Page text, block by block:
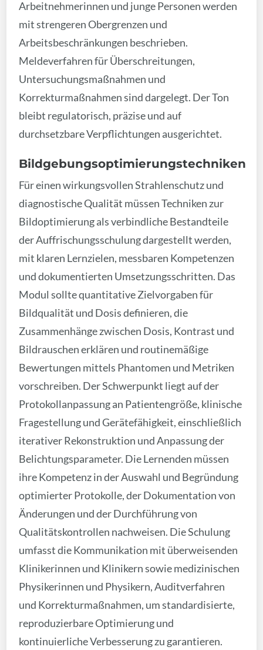
Arbeitnehmerinnen und junge Personen werden
mit strengeren Obergrenzen und
Arbeitsbeschränkungen beschrieben.
Meldeverfahren für Überschreitungen,
Untersuchungsmaßnahmen und
Korrekturmaßnahmen sind dargelegt. Der Ton
bleibt regulatorisch, präzise und auf
durchsetzbare Verpflichtungen ausgerichtet.
Bildgebungsoptimierungstechniken
Für einen wirkungsvollen Strahlenschutz und
diagnostische Qualität müssen Techniken zur
Bildoptimierung als verbindliche Bestandteile
der Auffrischungsschulung dargestellt werden,
mit klaren Lernzielen, messbaren Kompetenzen
und dokumentierten Umsetzungsschritten. Das
Modul sollte quantitative Zielvorgaben für
Bildqualität und Dosis definieren, die
Zusammenhänge zwischen Dosis, Kontrast und
Bildrauschen erklären und routinemäßige
Bewertungen mittels Phantomen und Metriken
vorschreiben. Der Schwerpunkt liegt auf der
Protokollanpassung an Patientengröße, klinische
Fragestellung und Gerätefähigkeit, einschließlich
iterativer Rekonstruktion und Anpassung der
Belichtungsparameter. Die Lernenden müssen
ihre Kompetenz in der Auswahl und Begründung
optimierter Protokolle, der Dokumentation von
Änderungen und der Durchführung von
Qualitätskontrollen nachweisen. Die Schulung
umfasst die Kommunikation mit überweisenden
Klinikerinnen und Klinikern sowie medizinischen
Physikerinnen und Physikern, Auditverfahren
und Korrekturmaßnahmen, um standardisierte,
reproduzierbare Optimierung und
kontinuierliche Verbesserung zu garantieren.